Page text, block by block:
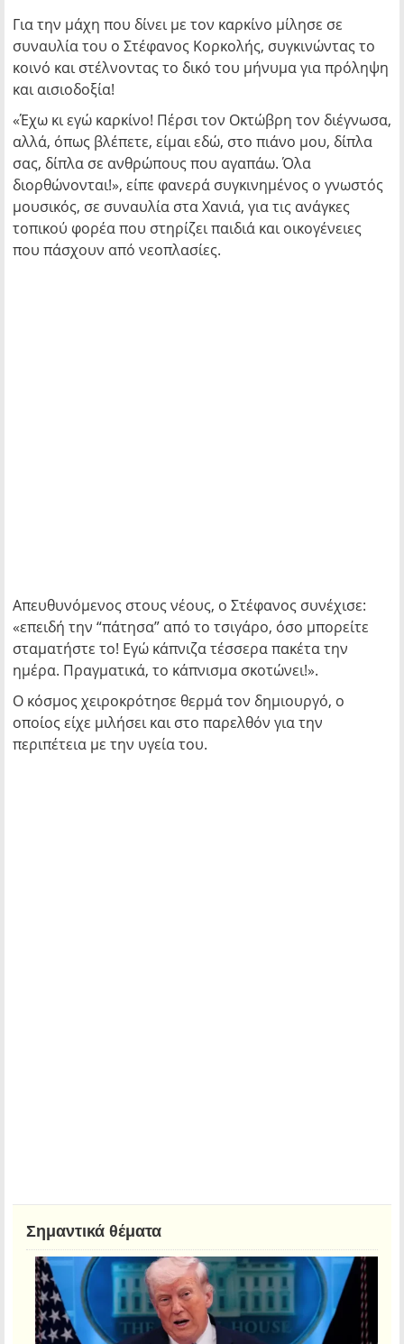
Για την μάχη που δίνει με τον καρκίνο μίλησε σε
συναυλία του ο Στέφανος Κορκολής, συγκινώντας το
κοινό και στέλνοντας το δικό του μήνυμα για πρόληψη
και αισιοδοξία!
«Έχω κι εγώ καρκίνο! Πέρσι τον Οκτώβρη τον διέγνωσα,
αλλά, όπως βλέπετε, είμαι εδώ, στο πιάνο μου, δίπλα
σας, δίπλα σε ανθρώπους που αγαπάω. Όλα
διορθώνονται!», είπε φανερά συγκινημένος ο γνωστός
μουσικός, σε συναυλία στα Χανιά, για τις ανάγκες
τοπικού φορέα που στηρίζει παιδιά και οικογένειες
που πάσχουν από νεοπλασίες.
Απευθυνόμενος στους νέους, ο Στέφανος συνέχισε:
«επειδή την “πάτησα” από το τσιγάρο, όσο μπορείτε
σταματήστε το! Εγώ κάπνιζα τέσσερα πακέτα την
ημέρα. Πραγματικά, το κάπνισμα σκοτώνει!».
Ο κόσμος χειροκρότησε θερμά τον δημιουργό, ο
οποίος είχε μιλήσει και στο παρελθόν για την
περιπέτεια με την υγεία του.
Σημαντικά θέματα